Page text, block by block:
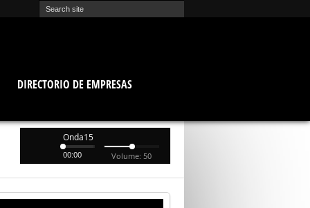
DIRECTORIO DE EMPRESAS
Onda15
00:00 Volume: 50